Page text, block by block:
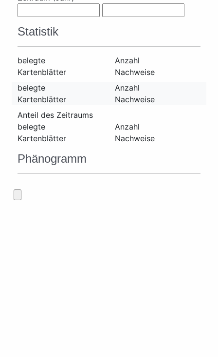
Statistik
belegte
Kartenblätter
Anzahl
Nachweise
belegte
Kartenblätter
Anzahl
Nachweise
Anteil des Zeitraums
belegte
Kartenblätter
Anzahl
Nachweise
Phänogramm